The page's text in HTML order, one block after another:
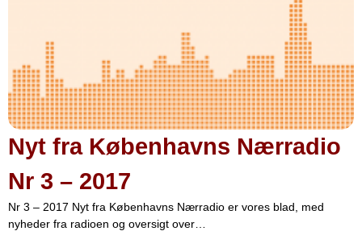
Nyt fra Københavns Nærradio
Nr 3 – 2017
Nr 3 – 2017 Nyt fra Københavns Nærradio er vores blad, med
nyheder fra radioen og oversigt over…